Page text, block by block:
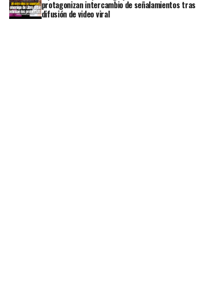
protagonizan intercambio de señalamientos tras
difusión de video viral